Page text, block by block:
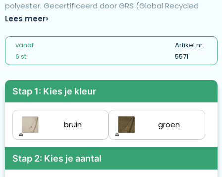
polyester. Gecertificeerd door GRS (Global Recycled
Standard), GRS-certificering garandeert dat de volledige
gecertificeerd is. De totale gerecyclede inhoud is
gebaseerd op het totale productgewicht. OEKO-TEX®
STANDARD 100. 19.HCN.76049. Hohenstein HTTI.
Lees meer
vanaf
6 st.
Artikel nr.
5571
Stap 1: Kies je kleur
bruin groen
Stap 2: Kies je aantal